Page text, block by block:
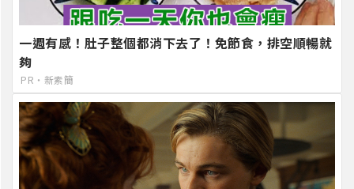
一週有感！肚子整個都消下去了！免節食，排空順暢就
夠
PR・新素簡